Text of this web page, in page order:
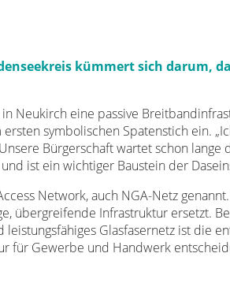
kümmert sich darum,
Neukirch eine passive
symbolischen Spatenstich ein.
Bürgerschaft wartet schon
ist ein wichtiger Baustein der
Network, auch NGA-Netz
übergreifende Infrastruktur ersetzt.
Glasfasernetz ist die
für Gewerbe und Handwerk